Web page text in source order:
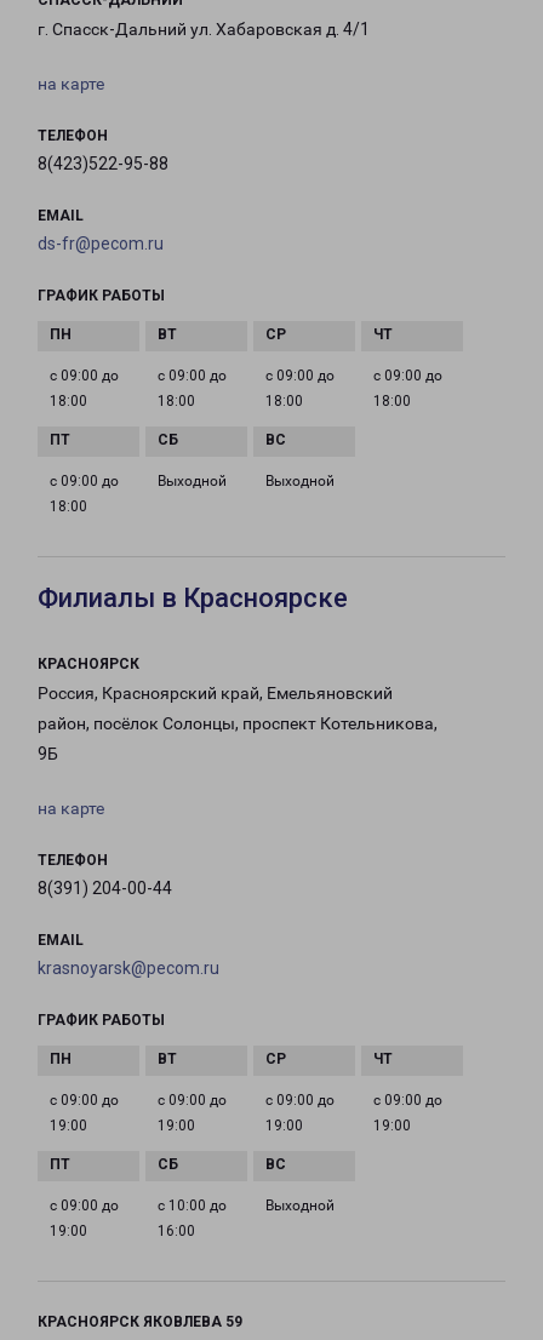
г. Спасск-Дальний ул. Хабаровская д. 4/1
на карте
ТЕЛЕФОН
8(423)522-95-88
EMAIL
ds-fr@pecom.ru
ГРАФИК РАБОТЫ
с 09:00 до
18:00
с 09:00 до
18:00
с 09:00 до
18:00
с 09:00 до
18:00
с 09:00 до
18:00
Выходной Выходной
Филиалы в Красноярске
КРАСНОЯРСК
Россия, Красноярский край, Емельяновский
район, посёлок Солонцы, проспект Котельникова,
9Б
на карте
ТЕЛЕФОН
8(391) 204-00-44
EMAIL
krasnoyarsk@pecom.ru
ГРАФИК РАБОТЫ
с 09:00 до
19:00
с 09:00 до
19:00
с 09:00 до
19:00
с 09:00 до
19:00
с 09:00 до
19:00
с 10:00 до
16:00
Выходной
КРАСНОЯРСК ЯКОВЛЕВА 59